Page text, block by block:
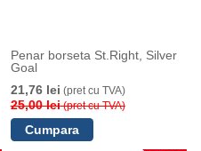
Penar borseta St.Right, Silver
Goal
21,76 lei (pret cu TVA)
25,00 lei(pret cu TVA)